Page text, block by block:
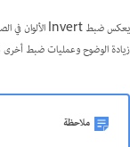
زيادة الوضوح وعمليات ضبط أخرى
ملاحظة